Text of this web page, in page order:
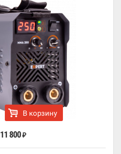
В корзину
11 800 ₽